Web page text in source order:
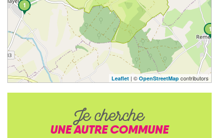
1
1
Leaflet | © OpenStreetMap contributors
Je cherche
UNE AUTRE COMMUNE